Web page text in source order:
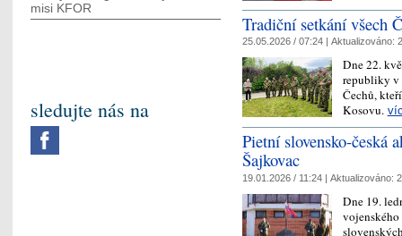
Tradiční setkání všech
25.05.2026 / 07:24 | Aktualizováno:
Dne 22.
republiky v
Čechů,
Kosovu.
Pietní slovensko-česká
Šajkovac
19.01.2026 / 11:24 | Aktualizováno:
Dne 19.
misi KFOR
sledujte nás na